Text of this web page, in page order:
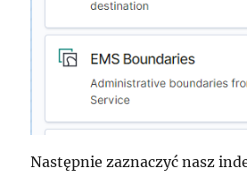
Następnie zaznaczyć nasz